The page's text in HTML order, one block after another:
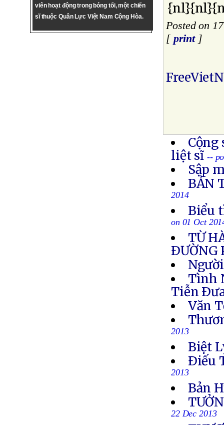
viên hoạt động trong bóng tối, một chiến
sĩ thuộc Quân Lực Việt Nam Cộng Hòa.
Posted on
[ print]
Cộng
liệt sĩ --
Sập
BẢN
2014
Biểu
on 01 Oct
TỪ
ÐƯỜNG
Tình
Tiễn
Văn
2013
Biệt
Ðiếu
2013
Bản
22 Dec 2013